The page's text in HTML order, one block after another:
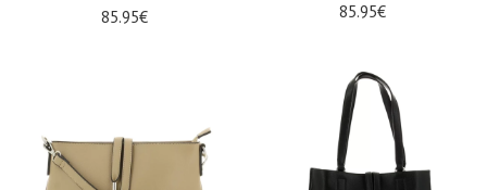
85.95€ 85.95€